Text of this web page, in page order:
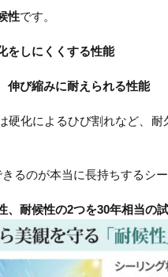
性です。
をしにくくする性能
伸び縮みに耐えられる性能
硬化によるひび割れなど、
るのが本当に長持ちするシー
、耐候性の2つを30年相当の